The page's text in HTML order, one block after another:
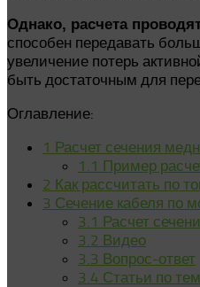
Однако, расчета
способен передавать
увеличение потерь
быть достаточным для
Оглавление:
1 Расчет сечения
1.1 Пример
2 Как рассчитать по
3 Сечение кабеля по
3.1 Расчет
3.2 Видео
3.3 Вопрос-ответ
3.4 Статьи по